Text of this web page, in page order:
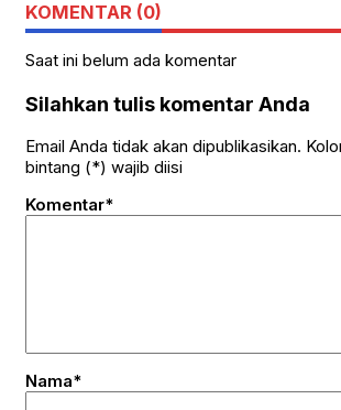
KOMENTAR (0)
Saat ini belum ada komentar
Silahkan tulis komentar Anda
Email Anda tidak akan dipublikasikan.
bintang (*) wajib diisi
Komentar*
Nama*